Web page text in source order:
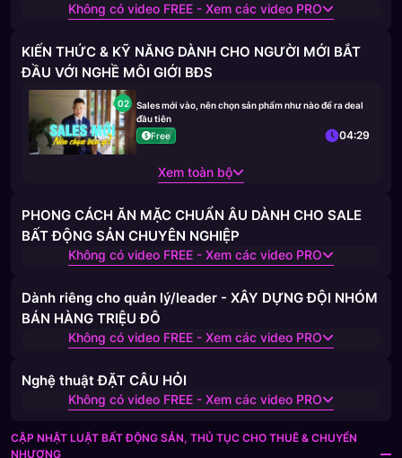
Không có video FREE - Xem các video PRO
KIẾN THỨC & KỸ NĂNG DÀNH CHO NGƯỜI MỚI BẮT
ĐẦU VỚI NGHỀ MÔI GIỚI BĐS
02
Sales mới vào, nên chọn sản phẩm như nào để ra deal
đầu tiên
Free
04:29
Xem toàn bộ
PHONG CÁCH ĂN MẶC CHUẨN ÂU DÀNH CHO SALE
BẤT ĐỘNG SẢN CHUYÊN NGHIỆP
Không có video FREE - Xem các video PRO
Dành riêng cho quản lý/leader - XÂY DỰNG ĐỘI NHÓM
BÁN HÀNG TRIỆU ĐÔ
Không có video FREE - Xem các video PRO
Nghệ thuật ĐẶT CÂU HỎI
Không có video FREE - Xem các video PRO
CẬP NHẬT LUẬT BẤT ĐỘNG SẢN, THỦ TỤC CHO THUÊ & CHUYỂN
NHƯỢNG